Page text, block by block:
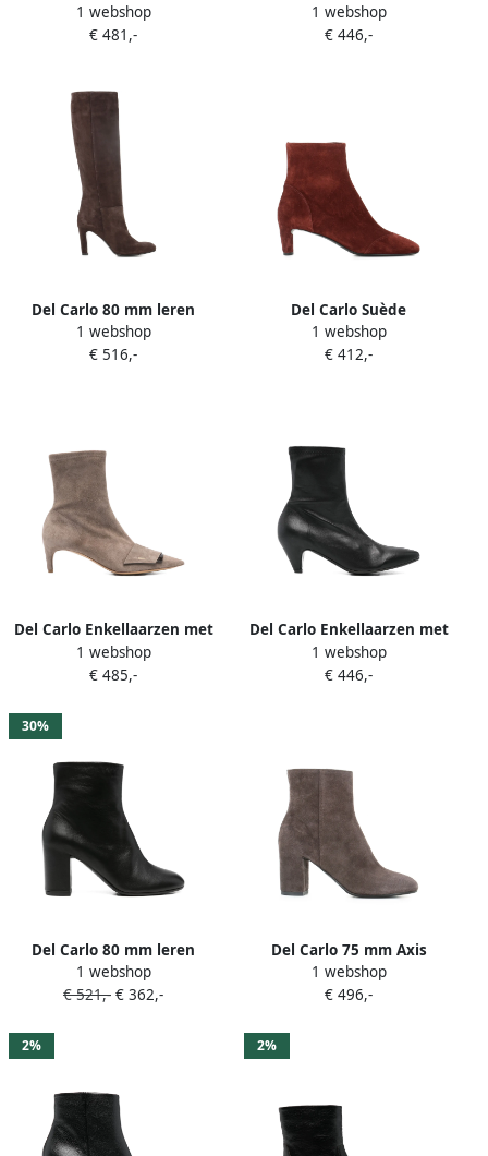
laarzen Zwart
1 webshop
€ 481,-
puntige neus Bruin
1 webshop
€ 446,-
Del Carlo 80 mm leren
laarzen met hoge hak Bruin
1 webshop
€ 516,-
Del Carlo Suède
enkellaarzen Rood
1 webshop
€ 412,-
Del Carlo Enkellaarzen met
puntige neus Bruin
1 webshop
€ 485,-
Del Carlo Enkellaarzen met
puntige neus Zwart
1 webshop
€ 446,-
30%
Del Carlo 80 mm leren
laarzen met blokhak Zwart
1 webshop
€ 521,- € 362,-
Del Carlo 75 mm Axis
laarzen Grijs
1 webshop
€ 496,-
2% 2%